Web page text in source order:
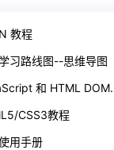
教程
习路线图--思维导图
和 HTML DOM 参考手册
CSS3教程
用手册